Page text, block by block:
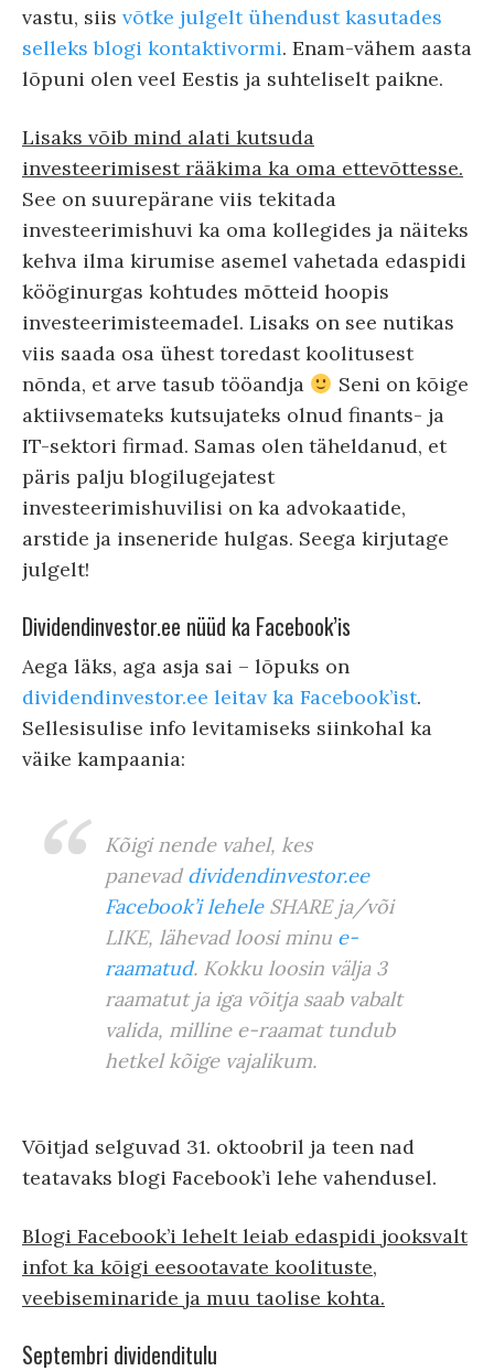
vastu, siis võtke julgelt ühendust kasutades
selleks blogi kontaktivormi. Enam-vähem aasta
lõpuni olen veel Eestis ja suhteliselt paikne.
Lisaks võib mind alati kutsuda
investeerimisest rääkima ka oma ettevõttesse.
See on suurepärane viis tekitada
investeerimishuvi ka oma kollegides ja näiteks
kehva ilma kirumise asemel vahetada edaspidi
kööginurgas kohtudes mõtteid hoopis
investeerimisteemadel. Lisaks on see nutikas
viis saada osa ühest toredast koolitusest
nõnda, et arve tasub tööandja
Seni on kõige
aktiivsemateks kutsujateks olnud finants- ja
IT-sektori firmad. Samas olen täheldanud, et
päris palju blogilugejatest
investeerimishuvilisi on ka advokaatide,
arstide ja inseneride hulgas. Seega kirjutage
julgelt!
Dividendinvestor.ee nüüd ka Facebook’is
Aega läks, aga asja sai – lõpuks on
dividendinvestor.ee leitav ka Facebook’ist.
Sellesisulise info levitamiseks siinkohal ka
väike kampaania:
Kõigi nende vahel, kes
panevad dividendinvestor.ee
Facebook’i leheleSHARE ja/või
LIKE, lähevad loosi minu e-
raamatud. Kokku loosin välja 3
raamatut ja iga võitja saab vabalt
valida, milline e-raamat tundub
hetkel kõige vajalikum.
Võitjad selguvad 31. oktoobril ja teen nad
teatavaks blogi Facebook’i lehe vahendusel.
Blogi Facebook’i lehelt leiab edaspidi jooksvalt
infot ka kõigi eesootavate koolituste,
veebiseminaride ja muu taolise kohta.
Septembri dividenditulu